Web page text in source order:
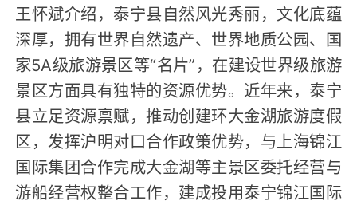
王怀斌介绍，泰宁县自然风光秀丽，文化底蕴
深厚，拥有世界自然遗产、世界地质公园、国
家5A级旅游景区等“名片”，在建设世界级旅游
景区方面具有独特的资源优势。近年来，泰宁
县立足资源禀赋，推动创建环大金湖旅游度假
区，发挥沪明对口合作政策优势，与上海锦江
国际集团合作完成大金湖等主景区委托经营与
游船经营权整合工作，建成投用泰宁锦江国际